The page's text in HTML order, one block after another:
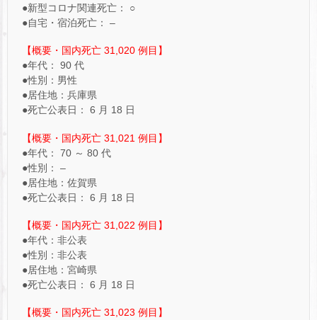
●新型コロナ関連死亡： ○
●自宅・宿泊死亡： –
【概要・国内死亡 31,020 例目】
●年代： 90 代
●性別：男性
●居住地：兵庫県
●死亡公表日： 6 月 18 日
【概要・国内死亡 31,021 例目】
●年代： 70 ～ 80 代
●性別： –
●居住地：佐賀県
●死亡公表日： 6 月 18 日
【概要・国内死亡 31,022 例目】
●年代：非公表
●性別：非公表
●居住地：宮崎県
●死亡公表日： 6 月 18 日
【概要・国内死亡 31,023 例目】